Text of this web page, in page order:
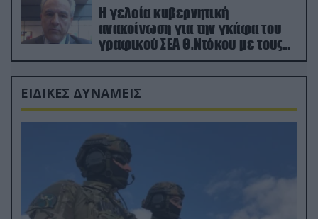
Η γελοία κυβερνητική
ανακοίνωση για την γκάφα του
γραφικού ΣΕΑ Θ.Ντόκου με τους
Ρώσους φαρσέρ
ΕΙΔΙΚΕΣ ΔΥΝΑΜΕΙΣ